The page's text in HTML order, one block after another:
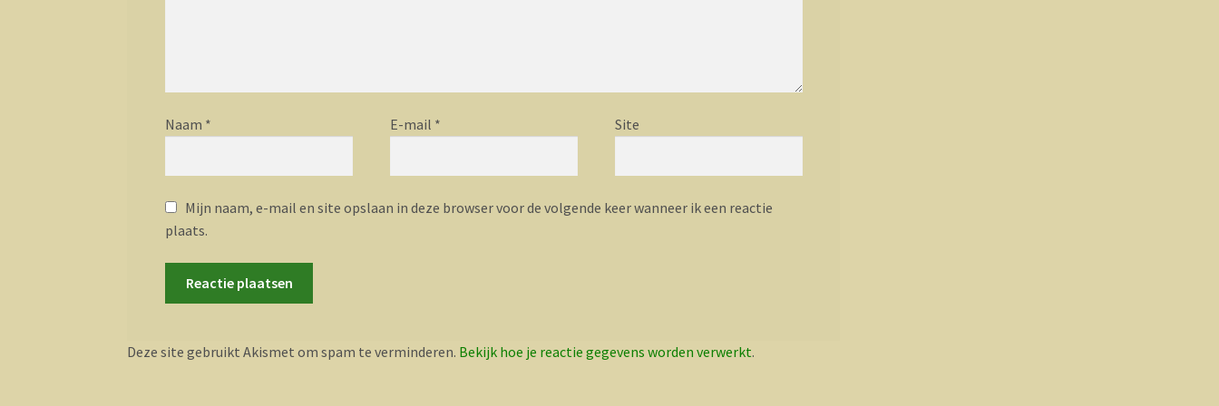
Naam * E-mail * Site
Mijn naam, e-mail en site opslaan in deze browser voor de volgende keer wanneer ik een reactie
plaats.
Deze site gebruikt Akismet om spam te verminderen. Bekijk hoe je reactie gegevens worden verwerkt.